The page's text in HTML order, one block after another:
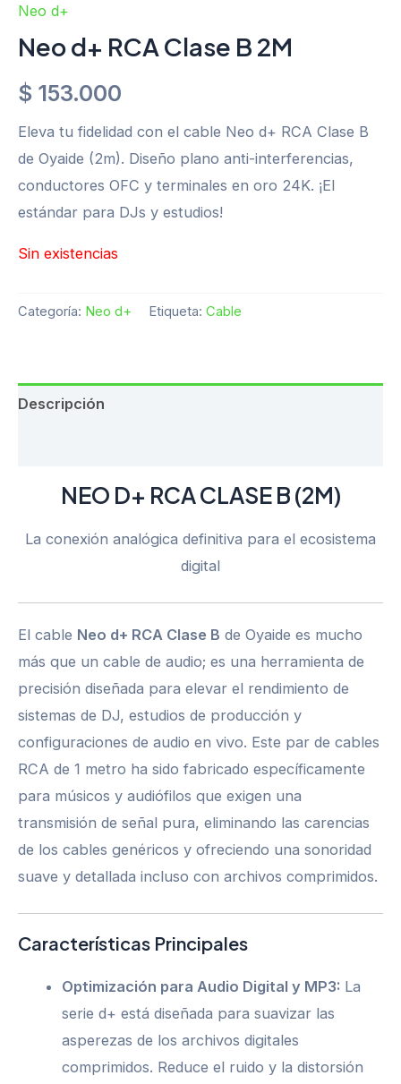
Neo d+
Neo d+ RCA Clase B 2M
$ 153.000
Eleva tu fidelidad con el cable Neo d+ RCA Clase B
de Oyaide (2m). Diseño plano anti-interferencias,
conductores OFC y terminales en oro 24K. ¡El
estándar para DJs y estudios!
Sin existencias
Categoría: Neo d+ Etiqueta: Cable
Descripción
NEO D+ RCA CLASE B (2M)
La conexión analógica definitiva para el ecosistema
digital
El cable Neo d+ RCA Clase B de Oyaide es mucho
más que un cable de audio; es una herramienta de
precisión diseñada para elevar el rendimiento de
sistemas de DJ, estudios de producción y
configuraciones de audio en vivo. Este par de cables
RCA de 1 metro ha sido fabricado específicamente
para músicos y audiófilos que exigen una
transmisión de señal pura, eliminando las carencias
de los cables genéricos y ofreciendo una sonoridad
suave y detallada incluso con archivos comprimidos.
Características Principales
Optimización para Audio Digital y MP3: La
serie d+ está diseñada para suavizar las
asperezas de los archivos digitales
comprimidos. Reduce el ruido y la distorsión